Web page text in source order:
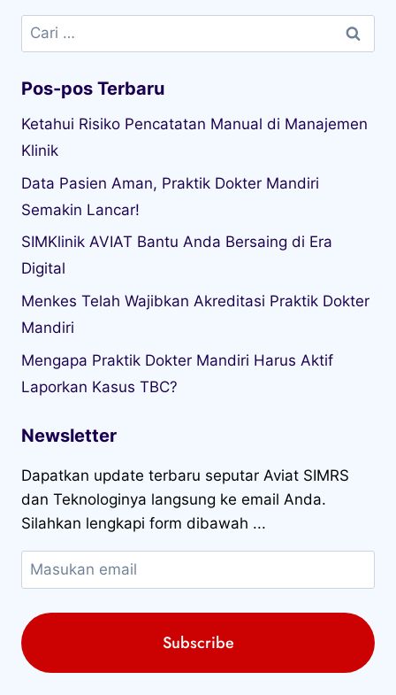
Cari
untuk:
Pos-pos Terbaru
Ketahui Risiko Pencatatan Manual di Manajemen
Klinik
Data Pasien Aman, Praktik Dokter Mandiri
Semakin Lancar!
SIMKlinik AVIAT Bantu Anda Bersaing di Era
Digital
Menkes Telah Wajibkan Akreditasi Praktik Dokter
Mandiri
Mengapa Praktik Dokter Mandiri Harus Aktif
Laporkan Kasus TBC?
Newsletter
Dapatkan update terbaru seputar Aviat SIMRS
dan Teknologinya langsung ke email Anda.
Silahkan lengkapi form dibawah ...